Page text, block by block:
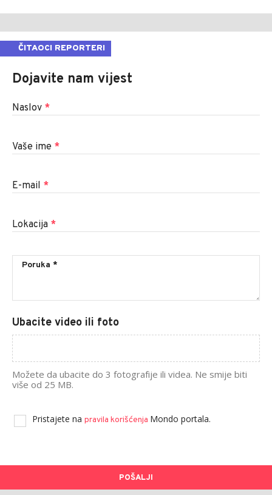
ČITAOCI REPORTERI
Dojavite nam vijest
Naslov *
Vaše ime *
E-mail *
Lokacija *
Ubacite video ili foto
Možete da ubacite do 3 fotografije ili videa. Ne smije biti
više od 25 MB.
Pristajete na pravila korišćenja Mondo portala.
POŠALJI